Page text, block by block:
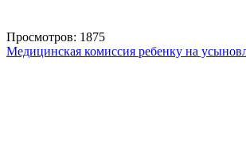
Просмотров: 1875
Медицинская комиссия ребенку на